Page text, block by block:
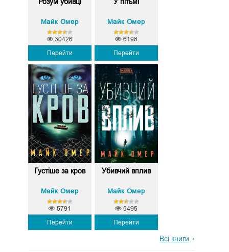
Майк Омер
Перейти
30426
Майк Омер
Перейти
6198
Густіше за кров
Майк Омер
Перейти
5791
Убивчий вплив
Майк Омер
Перейти
5495
Всі книги